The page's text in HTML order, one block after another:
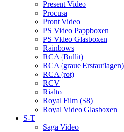
Present Video
Procusa
Pront Video
PS Video Pappboxen
PS Video Glasboxen
Rainbows
RCA (Bullit)
RCA (graue Erstauflagen)
RCA (rot)
RCV
Rialto
Royal Film (S8)
Royal Video Glasboxen
S-T
Saga Video